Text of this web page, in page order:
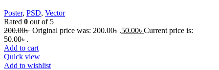
Poster, PSD, Vector
Rated 0 out of 5
200.00৳ Original price was: 200.00৳ .50.00৳ Current price is:
50.00৳ .
Add to cart
Quick view
Add to wishlist